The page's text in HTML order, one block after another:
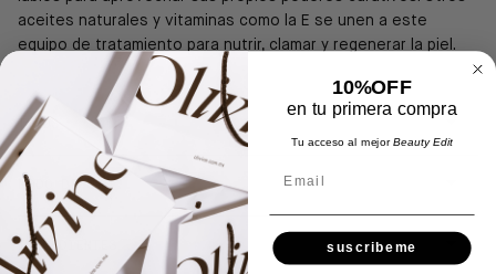
aceites naturales y vitaminas como la E se unen a este
equipo de tratamiento para nutrir, clamar y regenerar la piel.
TONOS
MODO DE USO
INGREDIENTES
10%OFF
en tu primera compra
Tu acceso al mejorBeauty Edit
suscribeme